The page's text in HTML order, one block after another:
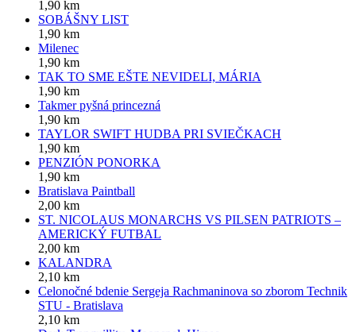
1,90 km
SOBÁŠNY LIST
1,90 km
Milenec
1,90 km
TAK TO SME EŠTE NEVIDELI, MÁRIA
1,90 km
Takmer pyšná princezná
1,90 km
TAYLOR SWIFT HUDBA PRI SVIEČKACH
1,90 km
PENZIÓN PONORKA
1,90 km
Bratislava Paintball
2,00 km
ST. NICOLAUS MONARCHS VS PILSEN PATRIOTS –
AMERICKÝ FUTBAL
2,00 km
KALANDRA
2,10 km
Celonočné bdenie Sergeja Rachmaninova so zborom Technik
STU - Bratislava
2,10 km